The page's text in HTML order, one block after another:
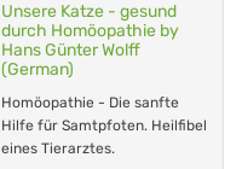
Unsere Katze - gesund
durch Homöopathie by
Hans Günter Wolff
(German)
Homöopathie - Die sanfte
Hilfe für Samtpfoten. Heilfibel
eines Tierarztes.